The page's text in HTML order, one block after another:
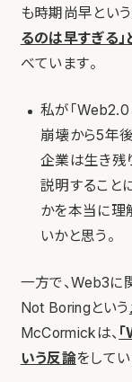
も時期尚早とい
るのは早すぎる
べています。
私が「Web2.0
崩壊から5年
企業は生き残
説明すること
かを本当に理
いかと思う。
一方で、Web3に
Not Boringという
McCormickは、
いう反論をしてい